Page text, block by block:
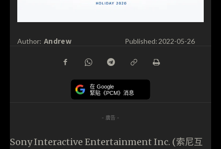
Author: Andrew Published: 2022-05-26
在 Google
緊貼《PCM》消息
- 廣告 -
Sony Interactive Entertainment Inc. (索尼互